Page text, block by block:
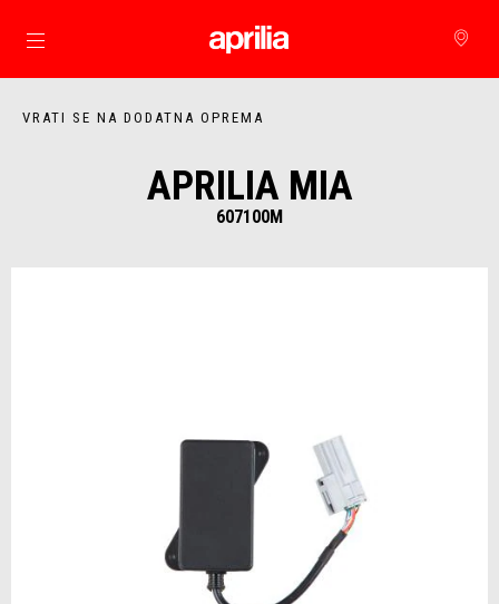
Idi na glavni izbornik
VRATI SE NA DODATNA OPREMA
APRILIA MIA
607100M